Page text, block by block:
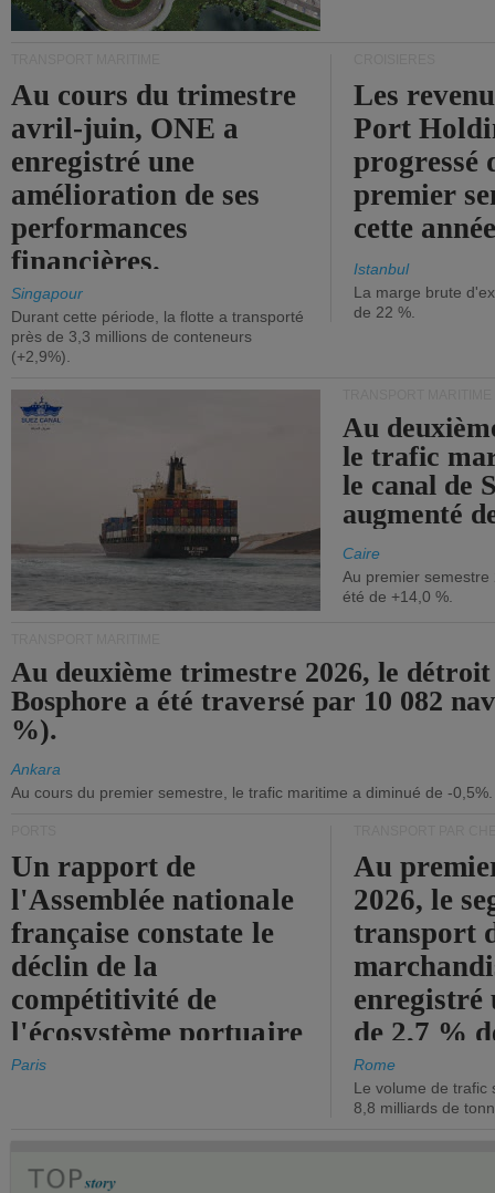
Au cours du trimestre
avril-juin, ONE a
enregistré une
amélioration de ses
performances
financières.
Singapour
Durant cette période, la flotte a transporté
près de 3,3 millions de conteneurs
(+2,9%).
Les
Port
progressé
premier
cette
Istanbul
La marge brute
de 22 %.
Au
le trafic
le canal de
augmenté
Caire
Au premier
été de +14,0 %.
Au deuxième trimestre 2026, le
Bosphore a été traversé par 10 082
%).
Ankara
Au cours du premier semestre, le trafic maritime a diminué de -0,5%.
Un rapport de
l'Assemblée nationale
française constate le
déclin de la
compétitivité de
l'écosystème portuaire
de l'État.
Paris
Au
2026, le
transport
enregistré
de 2,7 %
chiffre
Rome
Le volume de trafic
8,8 milliards de